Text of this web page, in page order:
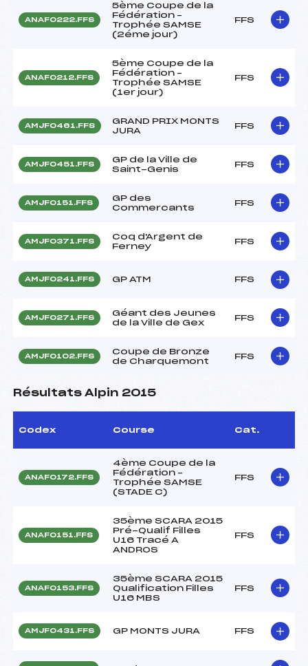
ANAF0222.FFS
5ème Coupe de la
Fédération –
Trophée SAMSE
(2éme jour)
FFS
ANAF0212.FFS
5ème Coupe de la
Fédération –
Trophée SAMSE
(1er jour)
FFS
AMJF0461.FFS
GRAND PRIX MONTS
JURA
FFS
AMJF0451.FFS
GP de la Ville de
Saint-Genis
FFS
AMJF0151.FFS
GP des
Commercants
FFS
AMJF0371.FFS
Coq d'Argent de
Ferney
FFS
AMJF0241.FFS GP ATM FFS
AMJF0271.FFS
Géant des Jeunes
de la Ville de Gex
FFS
AMJF0102.FFS
Coupe de Bronze
de Charquemont
FFS
Résultats Alpin 2015
Codex Course Cat.
ANAF0172.FFS
4ème Coupe de la
Fédération –
Trophée SAMSE
(STADE C)
FFS
ANAF0151.FFS
35ème SCARA 2015
Pré-Qualif Filles
U16 Tracé A
ANDROS
FFS
ANAF0153.FFS
35ème SCARA 2015
Qualification Filles
U16 MBS
FFS
AMJF0431.FFS GP MONTS JURA FFS